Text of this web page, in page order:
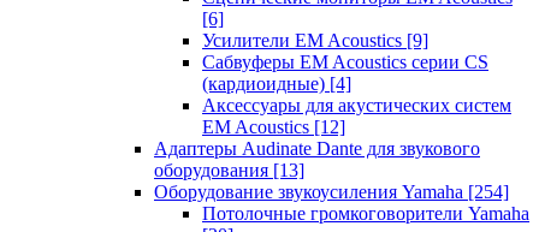
[6]
Усилители EM Acoustics [9]
Сабвуферы EM Acoustics серии CS
(кардиоидные) [4]
Аксессуары для акустических систем
EM Acoustics [12]
Адаптеры Audinate Dante для звукового
оборудования [13]
Оборудование звукоусиления Yamaha [254]
Потолочные громкоговорители Yamaha